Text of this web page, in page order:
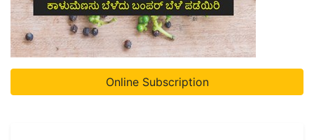
Online Subscription